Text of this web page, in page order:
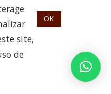
site,
de
OK